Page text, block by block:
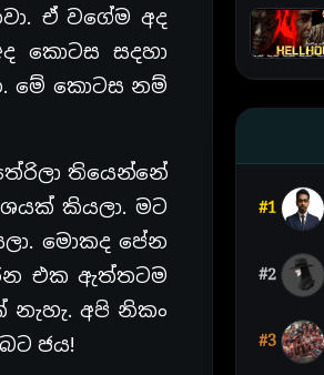
ඒ වගේම අද
කොටස සදහා
මේ කොටස නම්
තියෙන්නේ
කියලා. මට
මොකද පේන
එක ඇත්තටම
අපි නිකං
ජය!
#1
#2
#3